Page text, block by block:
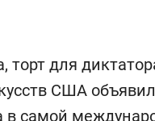
торт для
США
в самой